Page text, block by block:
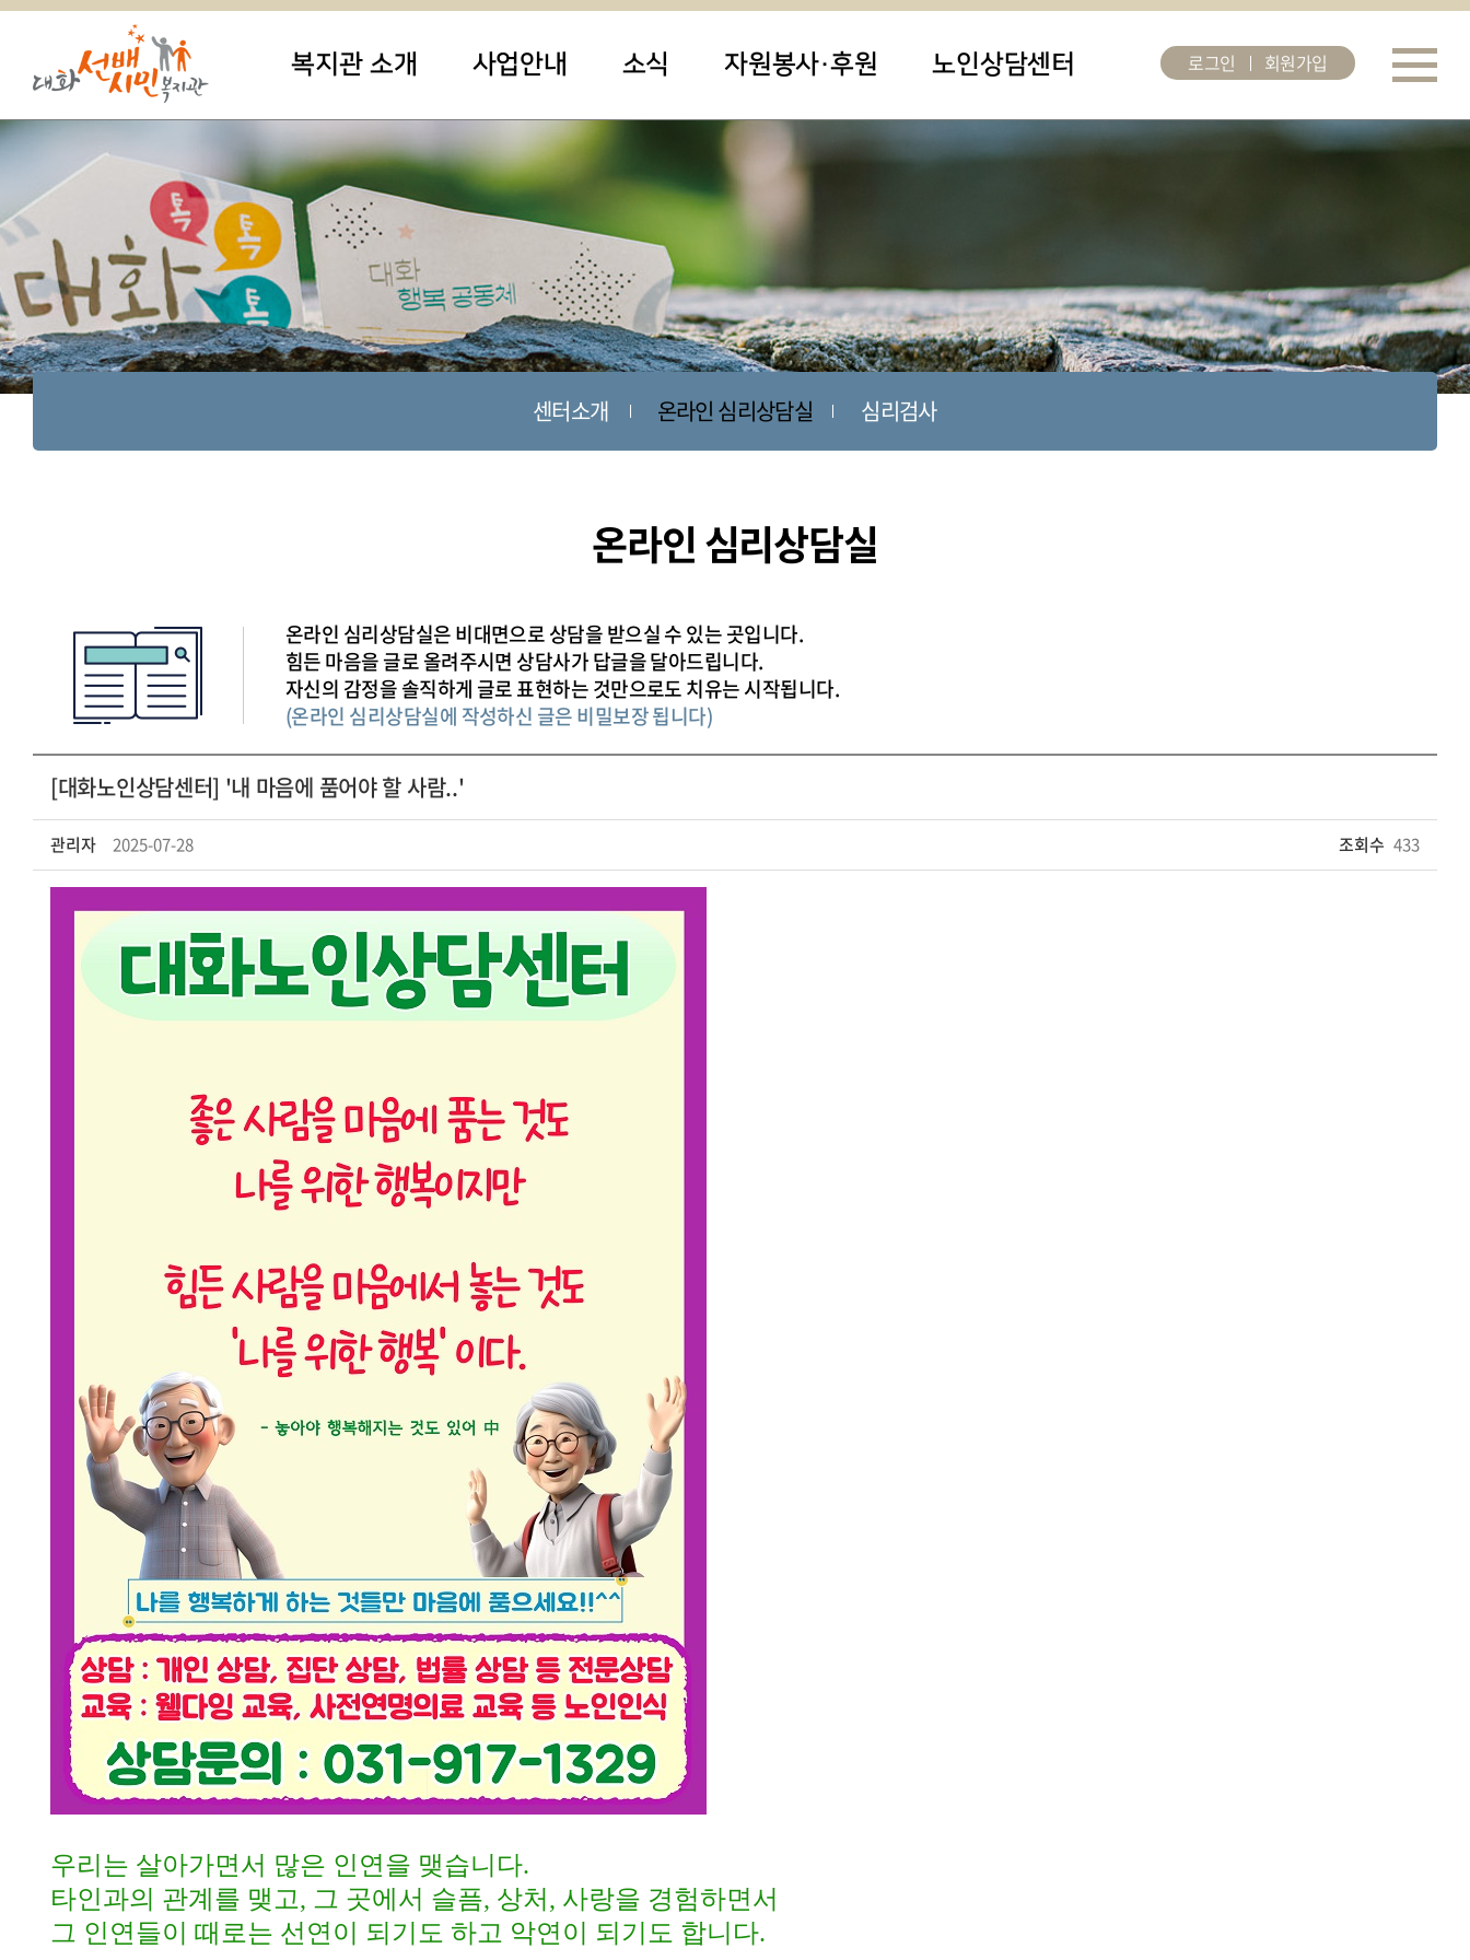
복지관 소개 사업안내 소식 자원봉사·후원 노인상담센터 로그인 회원가입
센터소개 온라인 심리상담실 심리검사
온라인 심리상담실
온라인 심리상담실은 비대면으로 상담을 받으실 수 있는 곳입니다.
힘든 마음을 글로 올려주시면 상담사가 답글을 달아드립니다.
자신의 감정을 솔직하게 글로 표현하는 것만으로도 치유는 시작됩니다.
(온라인 심리상담실에 작성하신 글은 비밀보장 됩니다)
[대화노인상담센터] '내 마음에 품어야 할 사람..'
관리자 2025-07-28 조회수 433
우리는 살아가면서 많은 인연을 맺습니다.
타인과의 관계를 맺고, 그 곳에서 슬픔, 상처 , 사랑을 경험하면서
그 인연들이 때로는 선연이 되기도 하고 악연이 되기도 합니다.